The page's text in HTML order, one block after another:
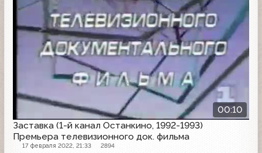
00:10
Заставка (1-й канал Останкино, 1992-1993)
Премьера телевизионного док. фильма
17 февраля 2022, 21:33 2894